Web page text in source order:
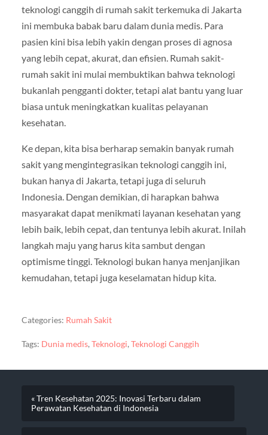
teknologi canggih di rumah sakit terkemuka di Jakarta
ini membuka babak baru dalam dunia medis. Para
pasien kini bisa lebih yakin dengan proses di agnosa
yang lebih cepat, akurat, dan efisien. Rumah sakit-
rumah sakit ini mulai membuktikan bahwa teknologi
bukanlah pengganti dokter, tetapi alat bantu yang luar
biasa untuk meningkatkan kualitas pelayanan
kesehatan.
Ke depan, kita bisa berharap semakin banyak rumah
sakit yang mengintegrasikan teknologi canggih ini,
bukan hanya di Jakarta, tetapi juga di seluruh
Indonesia. Dengan demikian, di harapkan bahwa
masyarakat dapat menikmati layanan kesehatan yang
lebih baik, lebih cepat, dan tentunya lebih akurat. Inilah
langkah maju yang harus kita sambut dengan
optimisme tinggi. Teknologi bukan hanya menjanjikan
kemudahan, tetapi juga keselamatan hidup kita.
Categories: Rumah Sakit
Tags: Dunia medis,Teknologi,Teknologi Canggih
« Tren Kesehatan 2025: Inovasi Terbaru dalam
Perawatan Kesehatan di Indonesia